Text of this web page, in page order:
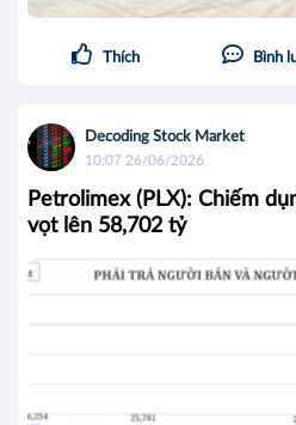
Thích Bình
Decoding Stock Market
10:07 26/06/2026
Petrolimex (PLX): Chiếm
vọt lên 58,702 tỷ